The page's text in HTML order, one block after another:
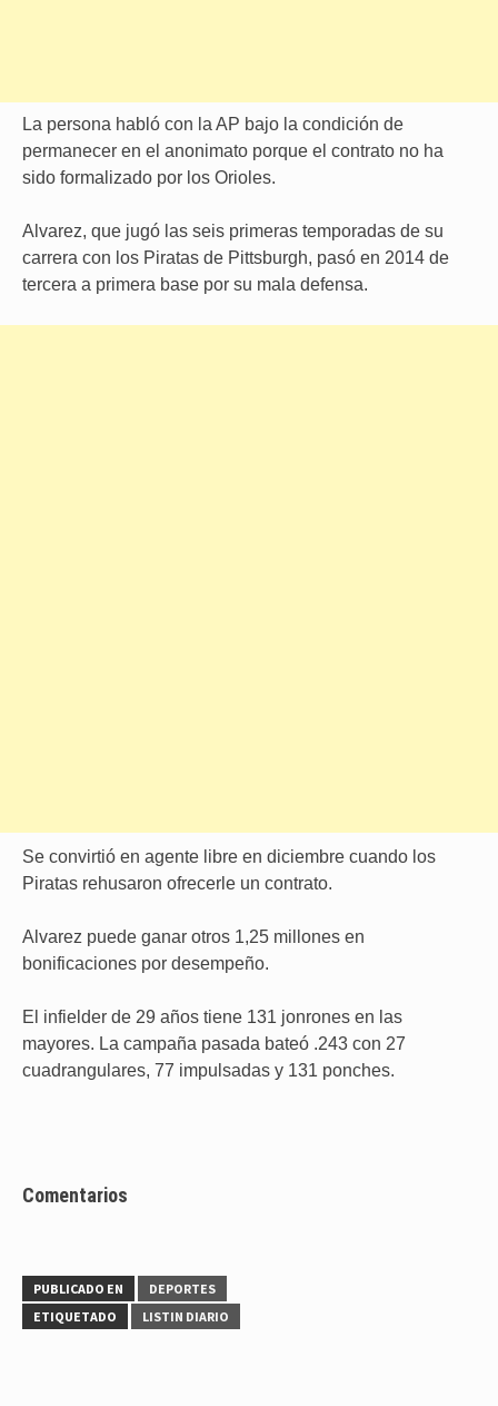
La persona habló con la AP bajo la condición de
permanecer en el anonimato porque el contrato no ha
sido formalizado por los Orioles.
Alvarez, que jugó las seis primeras temporadas de su
carrera con los Piratas de Pittsburgh, pasó en 2014 de
tercera a primera base por su mala defensa.
Se convirtió en agente libre en diciembre cuando los
Piratas rehusaron ofrecerle un contrato.
Alvarez puede ganar otros 1,25 millones en
bonificaciones por desempeño.
El infielder de 29 años tiene 131 jonrones en las
mayores. La campaña pasada bateó .243 con 27
cuadrangulares, 77 impulsadas y 131 ponches.
Comentarios
PUBLICADO EN
DEPORTES
ETIQUETADO
LISTIN DIARIO